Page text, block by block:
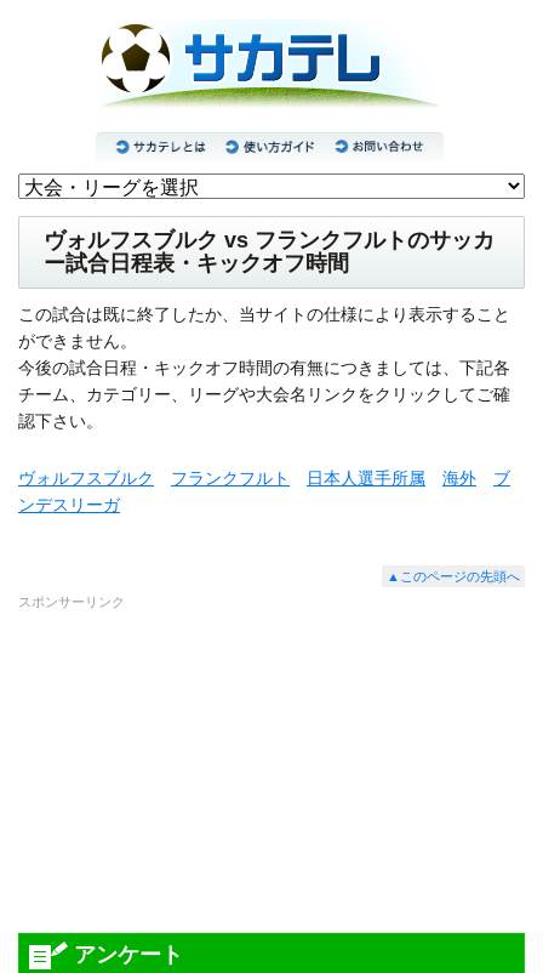
ヴォルフスブルク vs フランクフルトのサッカ
ー試合日程表・キックオフ時間
この試合は既に終了したか、当サイトの仕様により表示すること
ができません。
今後の試合日程・キックオフ時間の有無につきましては、下記各
チーム、カテゴリー、リーグや大会名リンクをクリックしてご確
認下さい。
ヴォルフスブルク フランクフルト 日本人選手所属 海外
ブ
ンデスリーガ
▲このページの先頭へ
スポンサーリンク
アンケート